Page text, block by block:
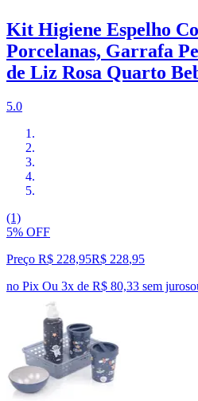
Kit Higiene Espelho
Porcelanas, Garrafa
de Liz Rosa Quarto
5.0
(1)
5% OFF
Preço R$ 228,95R$ 228,95
no Pix Ou 3x de R$ 80,33 sem juros